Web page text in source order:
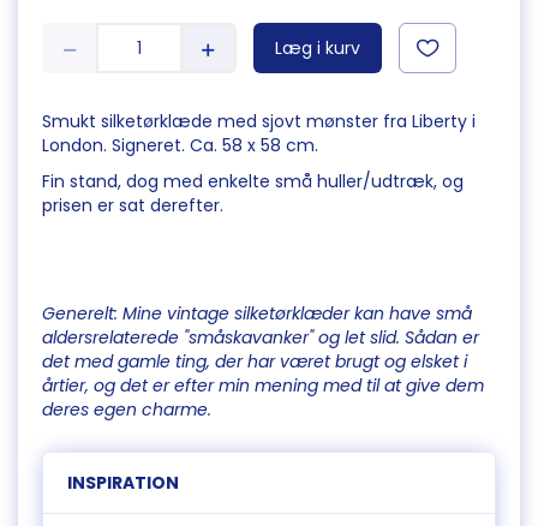
Læg i kurv
Smukt silketørklæde med sjovt mønster fra Liberty i
London. Signeret. Ca. 58 x 58 cm.
Fin stand, dog med enkelte små huller/udtræk, og
prisen er sat derefter.
Generelt: Mine vintage silketørklæder kan have små
aldersrelaterede "småskavanker" og let slid. Sådan er
det med gamle ting, der har været brugt og elsket i
årtier, og det er efter min mening med til at give dem
deres egen charme.
INSPIRATION